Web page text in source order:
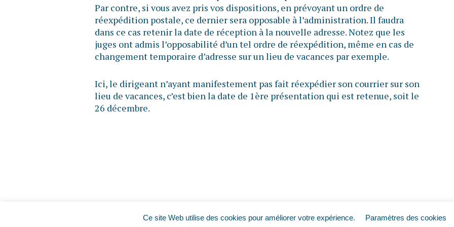
Par contre, si vous avez pris vos dispositions, en prévoyant un ordre de
réexpédition postale, ce dernier sera opposable à l’administration. Il faudra
dans ce cas retenir la date de réception à la nouvelle adresse. Notez que les
juges ont admis l’opposabilité d’un tel ordre de réexpédition, même en cas de
changement temporaire d’adresse sur un lieu de vacances par exemple.
Ici, le dirigeant n’ayant manifestement pas fait réexpédier son courrier sur son
lieu de vacances, c’est bien la date de 1ère présentation qui est retenue, soit le
26 décembre.
Ce site Web utilise des cookies pour améliorer votre expérience. Paramètres des cookies